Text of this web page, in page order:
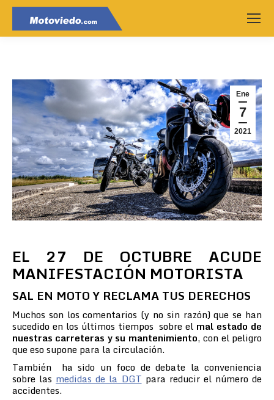
Ene
7
2021
EL 27 DE OCTUBRE ACUDE
MANIFESTACIÓN MOTORISTA
SAL EN MOTO Y RECLAMA TUS DERECHOS
Muchos son los comentarios (y no sin razón) que se han
sucedido en los últimos tiempos sobre el mal estado de
nuestras carreteras y su mantenimiento, con el peligro
que eso supone para la circulación.
También ha sido un foco de debate la conveniencia
sobre las medidas de la DGT para reducir el número de
accidentes.